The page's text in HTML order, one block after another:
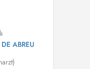
ABREU